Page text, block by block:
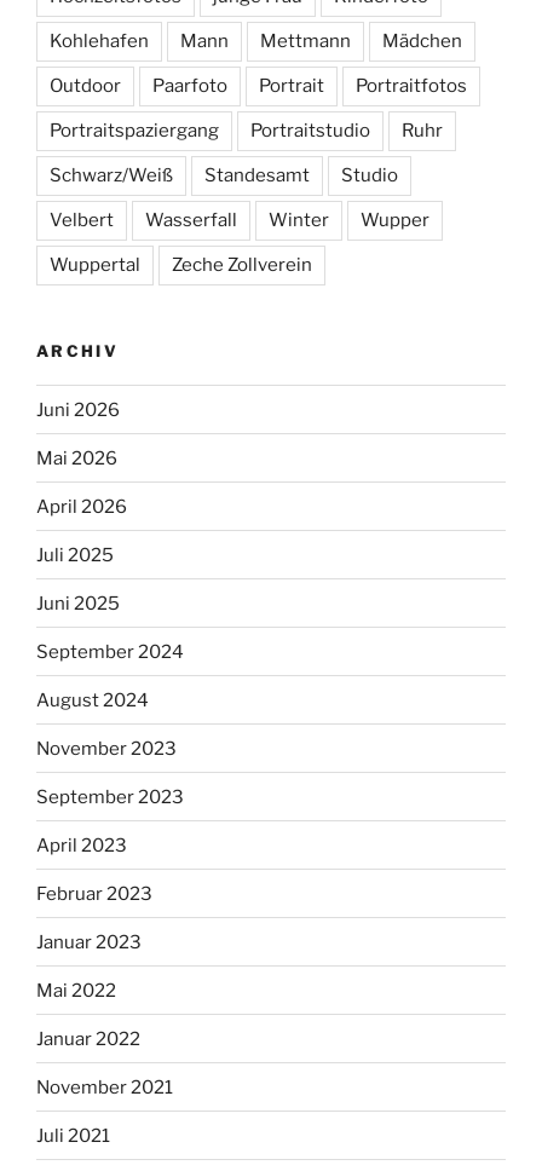
Kohlehafen Mann Mettmann Mädchen
Outdoor Paarfoto Portrait Portraitfotos
Portraitspaziergang Portraitstudio Ruhr
Schwarz/Weiß Standesamt Studio
Velbert Wasserfall Winter Wupper
Wuppertal Zeche Zollverein
ARCHIV
Juni 2026
Mai 2026
April 2026
Juli 2025
Juni 2025
September 2024
August 2024
November 2023
September 2023
April 2023
Februar 2023
Januar 2023
Mai 2022
Januar 2022
November 2021
Juli 2021